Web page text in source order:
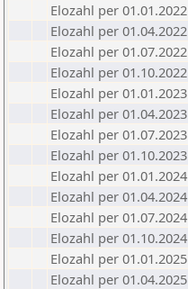
Elozahl per 01.01.2022
Elozahl per 01.04.2022
Elozahl per 01.07.2022
Elozahl per 01.10.2022
Elozahl per 01.01.2023
Elozahl per 01.04.2023
Elozahl per 01.07.2023
Elozahl per 01.10.2023
Elozahl per 01.01.2024
Elozahl per 01.04.2024
Elozahl per 01.07.2024
Elozahl per 01.10.2024
Elozahl per 01.01.2025
Elozahl per 01.04.2025